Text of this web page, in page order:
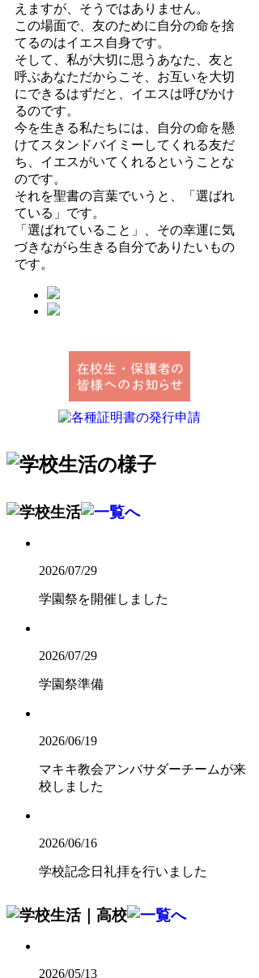
えますが、そうではありません。
この場面で、友のために自分の命を捨
てるのはイエス自身です。
そして、私が大切に思うあなた、友と
呼ぶあなただからこそ、お互いを大切
にできるはずだと、イエスは呼びかけ
るのです。
今を生きる私たちには、自分の命を懸
けてスタンドバイミーしてくれる友だ
ち、イエスがいてくれるということな
のです。
それを聖書の言葉でいうと、「選ばれ
ている」です。
「選ばれていること」、その幸運に気
づきながら生きる自分でありたいもの
です。
2026/07/29
学園祭を開催しました
2026/07/29
学園祭準備
2026/06/19
マキキ教会アンバサダーチームが来
校しました
2026/06/16
学校記念日礼拝を行いました
2026/05/13